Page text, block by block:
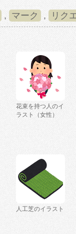
, マーク , リク
花束を持つ人のイ
ラスト（女性）
人工芝のイラスト